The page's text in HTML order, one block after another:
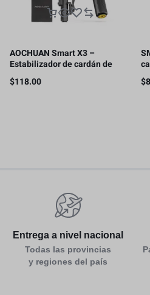
AOCHUAN Smart X3 –
Estabilizador de cardán de
rotación de 360° , control
remoto magnético, trípode
$118.00 $
Entrega a nivel nacional
Todas las provincias
y regiones del país